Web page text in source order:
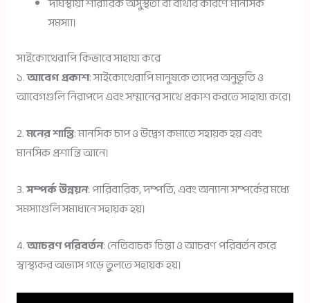
সমস্যা।
সাইকোথেরাপি কিভাবে সাহায্য করে
১.আবেগ প্রকাশ: সাইকোথেরাপি মানুষকে তাদের অনুভূতি ও
আবেগগুলি নিরাপদে এবং সম্মানের সাথে প্রকাশ করতে সাহায্য করে।
2.মনের শান্তি: মানসিক চাপ ও উদ্বেগ কমাতে সহায়ক হয় এবং
মানসিক প্রশান্তি আনে।
3.সম্পর্ক উন্নয়ন: পারিবারিক, দম্পতি, এবং অন্যান্য সম্পর্কের মধ্যে
সমস্যাগুলি সমাধানে সহায়ক হয়।
4.আচরণ পরিবর্তন: নেতিবাচক চিন্তা ও আচরণ পরিবর্তন করে
স্বাস্থ্যকর অভ্যাস গড়ে তুলতে সহায়ক হয়।